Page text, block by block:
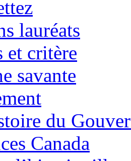
lauréats
et critère
savante
du
Canada